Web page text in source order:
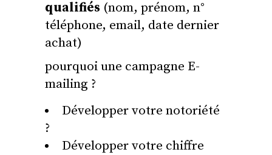
qualifiés (nom, prénom, n°
téléphone, email, date dernier
achat)
pourquoi une campagne E-
mailing ?
Développer votre notoriété
?
Développer votre chiffre